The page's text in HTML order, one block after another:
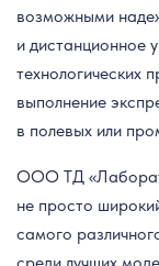
возможными
и дистанционное
технологических
выполнение
в полевых или
ООО ТД
не просто
самого